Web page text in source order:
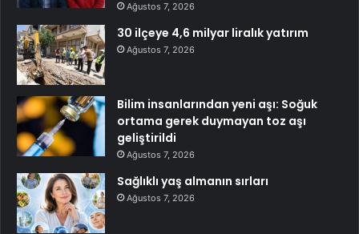
Ağustos 7, 2026
30 ilçeye 4,6 milyar liralık yatırım
Ağustos 7, 2026
Bilim insanlarından yeni aşı: Soğuk
ortama gerek duymayan toz aşı
geliştirildi
Ağustos 7, 2026
Sağlıklı yaş almanın sırları
Ağustos 7, 2026